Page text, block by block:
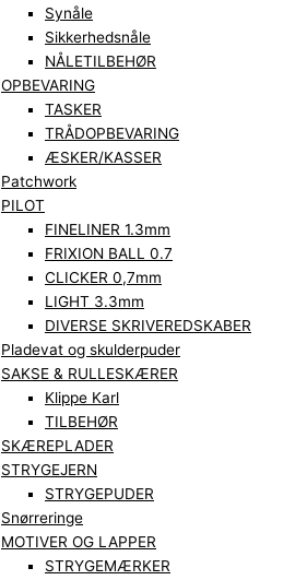
Synåle
Sikkerhedsnåle
NÅLETILBEHØR
OPBEVARING
TASKER
TRÅDOPBEVARING
ÆSKER/KASSER
Patchwork
PILOT
FINELINER 1.3mm
FRIXION BALL 0.7
CLICKER 0,7mm
LIGHT 3.3mm
DIVERSE SKRIVEREDSKABER
Pladevat og skulderpuder
SAKSE & RULLESKÆRER
Klippe Karl
TILBEHØR
SKÆREPLADER
STRYGEJERN
STRYGEPUDER
Snørreringe
MOTIVER OG LAPPER
STRYGEMÆRKER